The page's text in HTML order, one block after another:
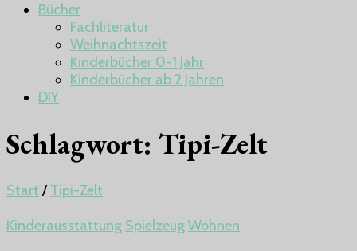
Bücher
Fachliteratur
Weihnachtszeit
Kinderbücher 0-1 Jahr
Kinderbücher ab 2 Jahren
DIY
Schlagwort: Tipi-Zelt
Start / Tipi-Zelt
Kinderausstattung SpielzeugWohnen